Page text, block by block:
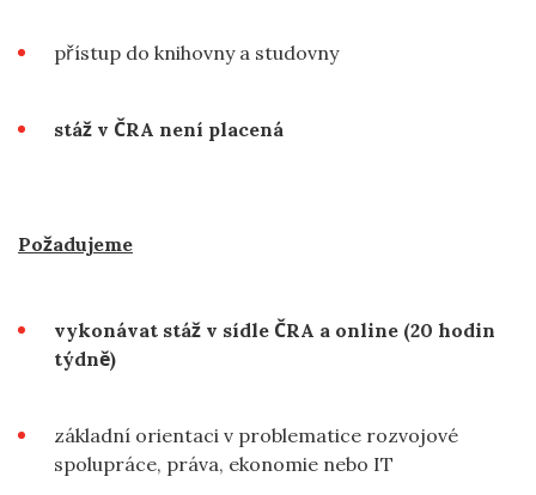
přístup do knihovny a studovny
stáž v ČRA není placená
Požadujeme
vykonávat stáž v sídle ČRA a online (20 hodin
týdně)
základní orientaci v problematice rozvojové
spolupráce, práva, ekonomie nebo IT